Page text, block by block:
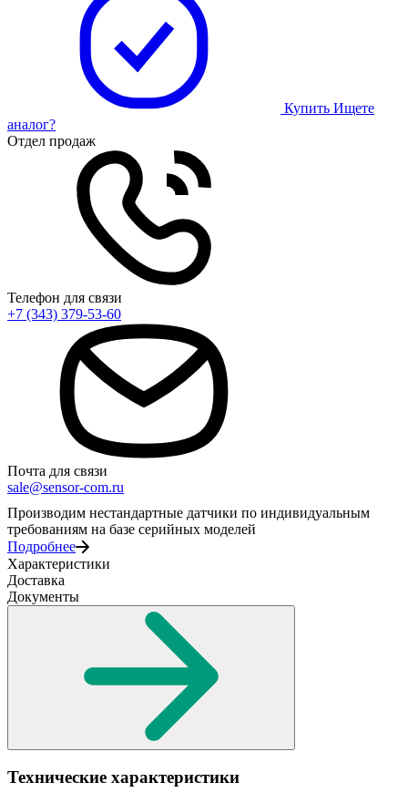
Купить Ищете
аналог?
Отдел продаж
Телефон для связи
+7 (343) 379-53-60
Почта для связи
sale@sensor-com.ru
Производим нестандартные датчики по индивидуальным
требованиям на базе серийных моделей
Подробнее
Характеристики
Доставка
Документы
Технические характеристики